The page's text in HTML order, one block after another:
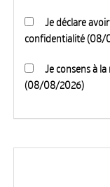
Je déclare
confidentialité (08/
Je consens à
(08/08/2026)